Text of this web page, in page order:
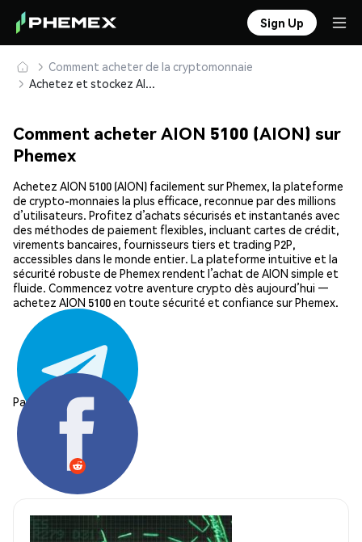
Sign Up
Comment acheter de la cryptomonnaie
Achetez et stockez AION 5100 (AION) en toute sécurité
Comment acheter AION 5100 (AION) sur
Phemex
Achetez AION 5100 (AION) facilement sur Phemex, la plateforme
de crypto-monnaies la plus efficace, reconnue par des millions
d’utilisateurs. Profitez d’achats sécurisés et instantanés avec
des méthodes de paiement flexibles, incluant cartes de crédit,
virements bancaires, fournisseurs tiers et trading P2P,
accessibles dans le monde entier. La plateforme intuitive et la
sécurité robuste de Phemex rendent l’achat de AION simple et
fluide. Commencez votre aventure crypto dès aujourd’hui —
achetez AION 5100 en toute sécurité et confiance sur Phemex.
Partager: